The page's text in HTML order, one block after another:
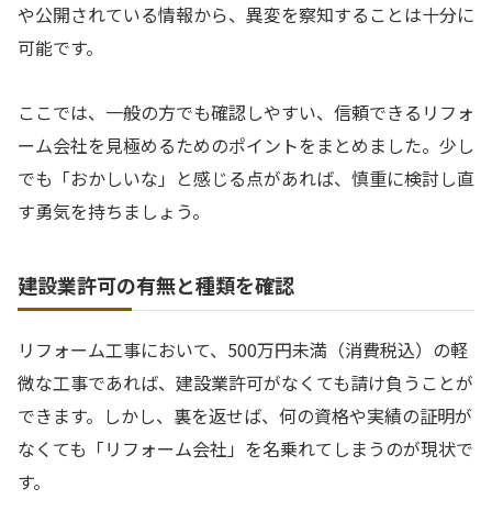
や公開されている情報から、異変を察知することは十分に
可能です。
ここでは、一般の方でも確認しやすい、信頼できるリフォ
ーム会社を見極めるためのポイントをまとめました。少し
でも「おかしいな」と感じる点があれば、慎重に検討し直
す勇気を持ちましょう。
建設業許可の有無と種類を確認
リフォーム工事において、500万円未満（消費税込）の軽
微な工事であれば、建設業許可がなくても請け負うことが
できます。しかし、裏を返せば、何の資格や実績の証明が
なくても「リフォーム会社」を名乗れてしまうのが現状で
す。